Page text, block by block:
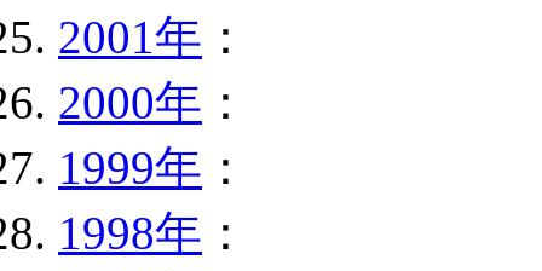
2001年 ：
2000年 ：
1999年 ：
1998年 ：